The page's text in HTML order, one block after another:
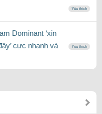
Yêu thích
Dominant ‘xin
cực nhanh và
Yêu thích